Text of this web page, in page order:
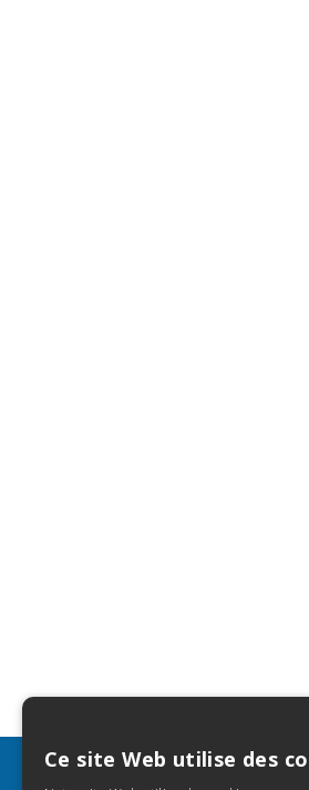
Ce site Web utilise des